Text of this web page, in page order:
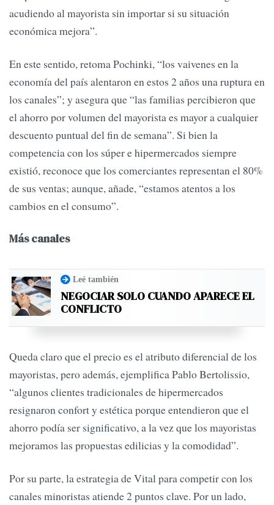
acudiendo al mayorista sin importar si su situación
económica mejora”.
En este sentido, retoma Pochinki, “los vaivenes en la
economía del país alentaron en estos 2 años una ruptura en
los canales”; y asegura que “las familias percibieron que
el ahorro por volumen del mayorista es mayor a cualquier
descuento puntual del fin de semana”. Si bien la
competencia con los súper e hipermercados siempre
existió, reconoce que los comerciantes representan el 80%
de sus ventas; aunque, añade, “estamos atentos a los
cambios en el consumo”.
Más canales
Leé también
NEGOCIAR SOLO CUANDO APARECE EL
CONFLICTO
Queda claro que el precio es el atributo diferencial de los
mayoristas, pero además, ejemplifica Pablo Bertolissio,
“algunos clientes tradicionales de hipermercados
resignaron confort y estética porque entendieron que el
ahorro podía ser significativo, a la vez que los mayoristas
mejoramos las propuestas edilicias y la comodidad”.
Por su parte, la estrategia de Vital para competir con los
canales minoristas atiende 2 puntos clave. Por un lado,